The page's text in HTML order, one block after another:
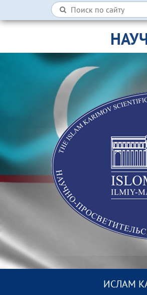
ИСЛАМ